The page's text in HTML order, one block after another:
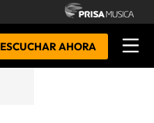
ESCUCHAR AHORA